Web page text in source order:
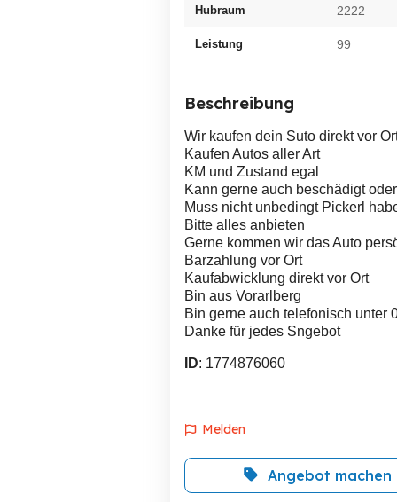
Hubraum 2222
Leistung 99
Beschreibung
Wir kaufen dein Suto direkt vor
Kaufen Autos aller Art
KM und Zustand egal
Kann gerne auch beschädigt
Muss nicht unbedingt Pickerl
Bitte alles anbieten
Gerne kommen wir das Auto
Barzahlung vor Ort
Kaufabwicklung direkt vor Ort
Bin aus Vorarlberg
Bin gerne auch telefonisch unter
Danke für jedes Sngebot
ID: 1774876060
Melden
Angebot machen